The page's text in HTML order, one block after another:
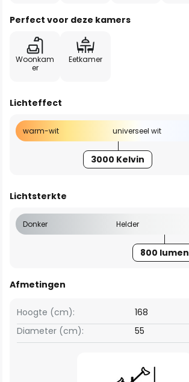
Perfect voor deze kamers
Woonkam
er
Eetkamer
Lichteffect
warm-wit universeel wit
3000 Kelvin
Lichtsterkte
Donker Helder
800 lumen
Afmetingen
Hoogte (cm):
168
Diameter (cm):
55